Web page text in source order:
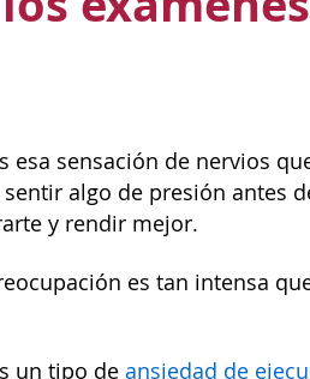
esa sensación de nervios
algo de presión antes
y rendir mejor.
es tan intensa
un tipo de ansiedad de